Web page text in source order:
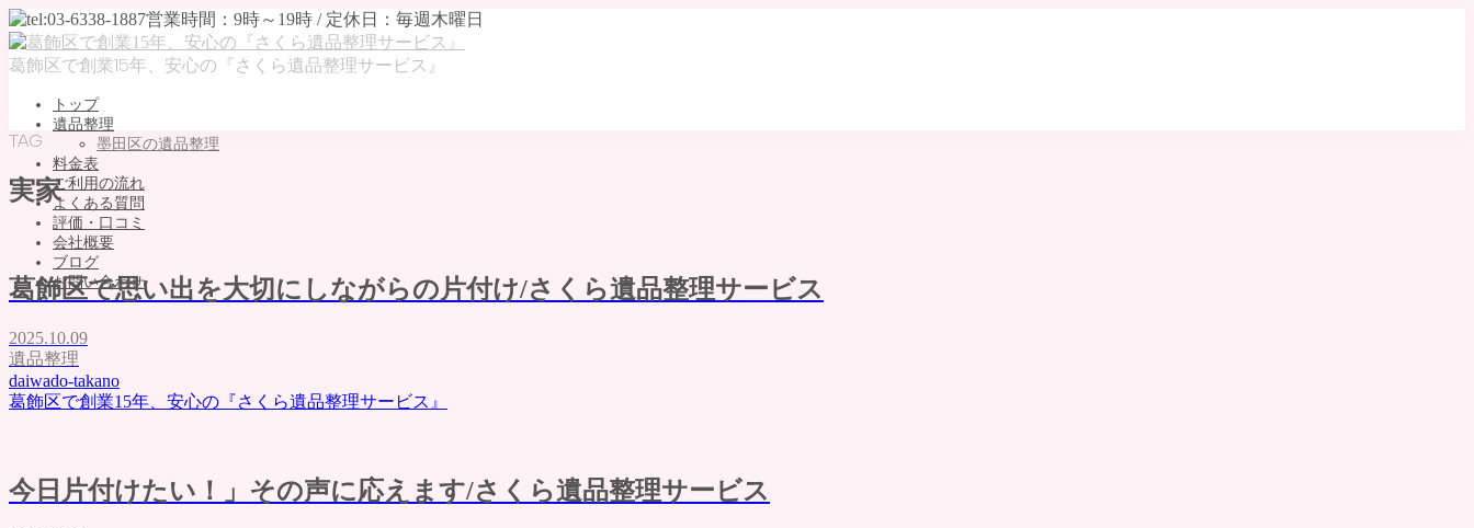
葛飾区で創業15年、安心の『さくら遺品整理サービス』
トップ
遺品整理
墨田区の遺品整理
料金表
ご利用の流れ
よくある質問
評価・口コミ
会社概要
ブログ
お問い合わせ
トップ
遺品整理
墨田区の遺品整理
よくある質問
評価・口コミ
TAG
実家
葛飾区で思い出を大切にしながらの片付け/さくら遺品整理サービス
2025.10.09
遺品整理
daiwado-takano
葛飾区で創業15年、安心の『さくら遺品整理サービス』
今日片付けたい！」その声に応えます/さくら遺品整理サービス